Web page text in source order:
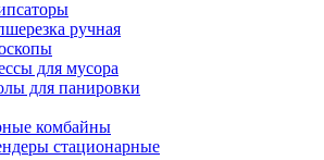
ручная
для мусора
для панировки
комбайны
стационарные